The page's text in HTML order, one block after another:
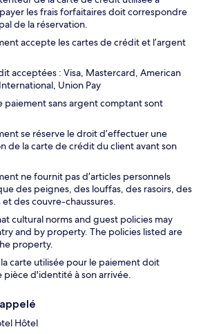
les frais forfaitaires doit correspondre
de la réservation.
accepte les cartes de crédit et l’argent
acceptées : Visa, Mastercard, American
Union Pay
paiement sans argent comptant sont
se réserve le droit d’effectuer une
de la carte de crédit du client avant son
ne fournit pas d’articles personnels
des peignes, des louffas, des rasoirs, des
et des couvre-chaussures.
cultural norms and guest policies may
and by property. The policies listed are
property.
carte utilisée pour le paiement doit
pièce d'identité à son arrivée.
Hôtel